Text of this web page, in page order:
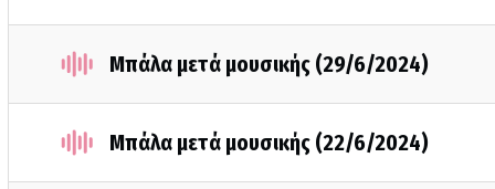
Μπάλα μετά μουσικής (29/6/2024)
Μπάλα μετά μουσικής (22/6/2024)